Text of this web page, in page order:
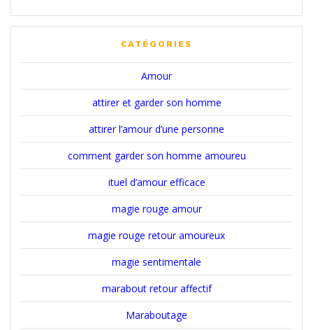
CATÉGORIES
Amour
attirer et garder son homme
attirer l’amour d’une personne
comment garder son homme amoureu
ituel d’amour efficace
magie rouge amour
magie rouge retour amoureux
magie sentimentale
marabout retour affectif
Maraboutage